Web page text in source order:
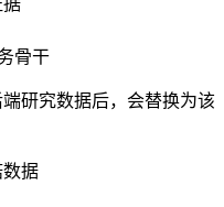
骨干
研究数据后，会替换为该
据